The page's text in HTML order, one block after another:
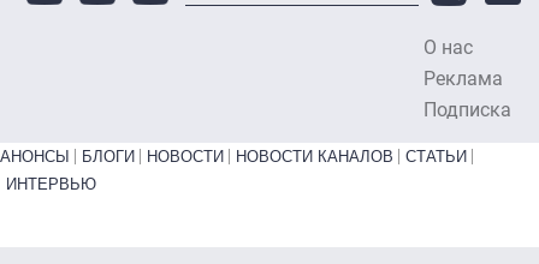
О нас
Реклама
Подписка
Primary links bottom
АНОНСЫ БЛОГИ НОВОСТИ НОВОСТИ КАНАЛОВ
СТАТЬИ
ИНТЕРВЬЮ